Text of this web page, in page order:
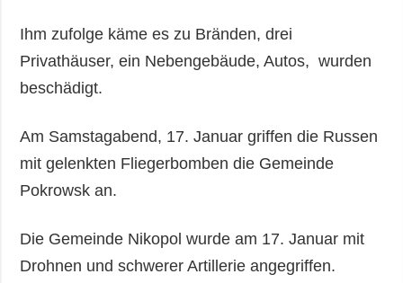
Ihm zufolge käme es zu Bränden, drei
Privathäuser, ein Nebengebäude, Autos, wurden
beschädigt.
Am Samstagabend, 17. Januar griffen die Russen
mit gelenkten Fliegerbomben die Gemeinde
Pokrowsk an.
Die Gemeinde Nikopol wurde am 17. Januar mit
Drohnen und schwerer Artillerie angegriffen.